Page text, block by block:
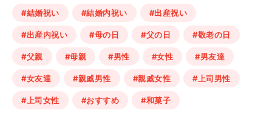
#結婚祝い #結婚内祝い #出産祝い
#出産内祝い #母の日 #父の日 #敬老の日
#父親 #母親 #男性 #女性 #男友達
#女友達 #親戚男性 #親戚女性 #上司男性
#上司女性 #おすすめ #和菓子